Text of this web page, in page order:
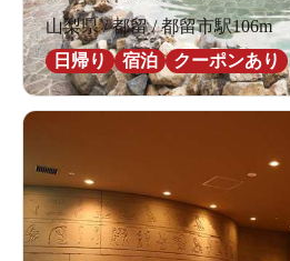
山梨県 / 都留 / 都留市駅106m
日帰り
宿泊 クーポンあり